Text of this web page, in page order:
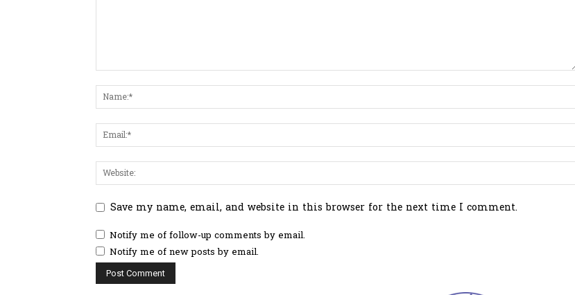
Save my name, email, and website in this browser for the next time I comment.
Notify me of follow-up comments by email.
Notify me of new posts by email.